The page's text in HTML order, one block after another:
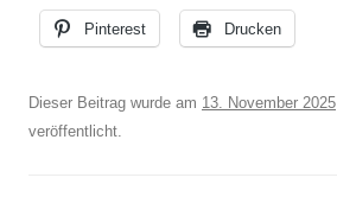
Pinterest Drucken
Dieser Beitrag wurde am 13. November 2025
veröffentlicht.